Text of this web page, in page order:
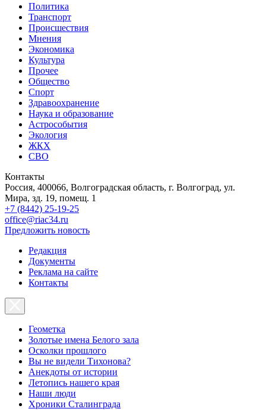
Политика
Транспорт
Происшествия
Мнения
Экономика
Культура
Прочее
Общество
Спорт
Здравоохранение
Наука и образование
Астрособытия
Экология
ЖКХ
СВО
Контакты
Россия, 400066, Волгоградская область, г. Волгоград, ул.
Мира, зд. 19, помещ. 1
+7 (8442) 25-19-25
office@riac34.ru
Предложить новость
Редакция
Документы
Реклама на сайте
Контакты
Геометка
Золотые имена Белого зала
Осколки прошлого
Вы не видели Тихонова?
Анекдоты от истории
Летопись нашего края
Наши люди
Хроники Сталинграда